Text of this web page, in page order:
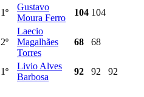
1º
Gustavo
Moura Ferro
104 104
2º
Laecio
Magalhães
Torres
68 68
1º
Livio Alves
Barbosa
92 92
92